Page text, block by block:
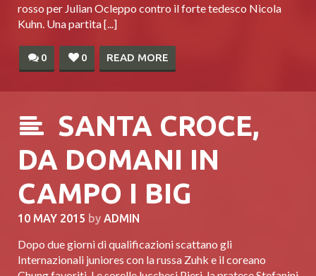
rosso per Julian Ocleppo contro il forte tedesco Nicola
Kuhn. Una partita [...]
0 0 READ MORE
SANTA CROCE,
DA DOMANI IN
CAMPO I BIG
10 MAY 2015 by ADMIN
Dopo due giorni di qualificazioni scattano gli
Internazionali juniores con la russa Zuhk e il coreano